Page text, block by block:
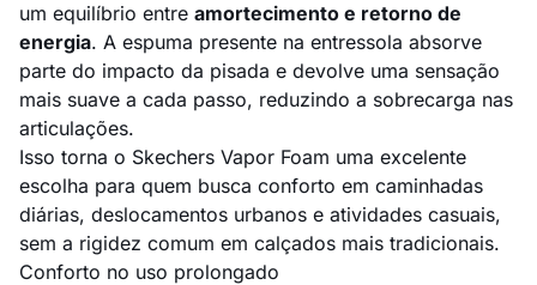
um equilíbrio entre amortecimento e retorno de
energia. A espuma presente na entressola absorve
parte do impacto da pisada e devolve uma sensação
mais suave a cada passo, reduzindo a sobrecarga nas
articulações.
Isso torna o Skechers Vapor Foam uma excelente
escolha para quem busca conforto em caminhadas
diárias, deslocamentos urbanos e atividades casuais,
sem a rigidez comum em calçados mais tradicionais.
Conforto no uso prolongado